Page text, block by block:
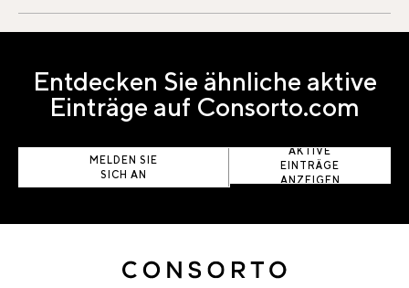
Entdecken Sie ähnliche aktive
Einträge auf Consorto.com
MELDEN SIE
SICH AN
AKTIVE
EINTRÄGE
ANZEIGEN